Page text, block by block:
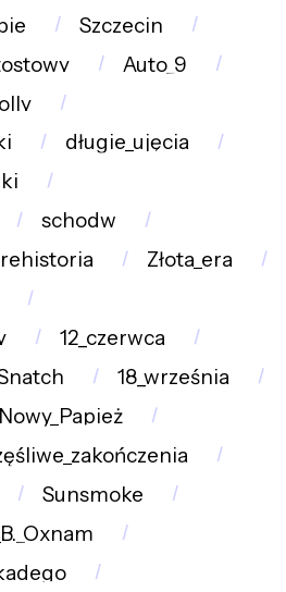
Szczecin
Auto_9
długie_ujęcia
schodw
Złota_era
12_czerwca
18_września
Nowy_Papież
Sunsmoke